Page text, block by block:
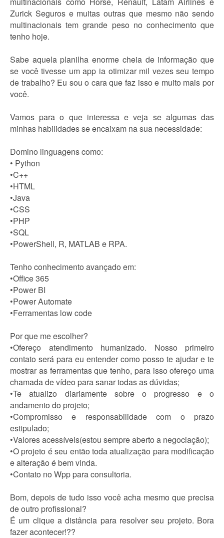
Zurick Seguros e muitas outras que mesmo não sendo
multinacionais tem grande peso no conhecimento que
tenho hoje.
Sabe aquela planilha enorme cheia de informação que
se você tivesse um app ia otimizar mil vezes seu tempo
de trabalho? Eu sou o cara que faz isso e muito mais por
você.
Vamos para o que interessa e veja se algumas das
minhas habilidades se encaixam na sua necessidade:
Domino linguagens como:
• Python
•C++
•HTML
•Java
•CSS
•PHP
•SQL
•PowerShell, R, MATLAB e RPA.
Tenho conhecimento avançado em:
•Office 365
•Power BI
•Power Automate
•Ferramentas low code
Por que me escolher?
•Ofereço atendimento humanizado. Nosso primeiro
contato será para eu entender como posso te ajudar e te
mostrar as ferramentas que tenho, para isso ofereço uma
chamada de vídeo para sanar todas as dúvidas;
•Te atualizo diariamente sobre o progresso e o
andamento do projeto;
•Compromisso e responsabilidade com o prazo
estipulado;
•Valores acessíveis(estou sempre aberto a negociação);
•O projeto é seu então toda atualização para modificação
e alteração é bem vinda.
•Contato no Wpp para consultoria.
Bom, depois de tudo isso você acha mesmo que precisa
de outro profissional?
É um clique a distância para resolver seu projeto. Bora
fazer acontecer!??